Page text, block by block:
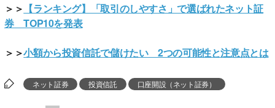
＞＞ 【ランキング】「取引のしやすさ」で選ばれたネット証
券 TOP10を発表
＞＞小額から投資信託で儲けたい 2つの可能性と注意点とは
ネット証券 投資信託 口座開設（ネット証券）